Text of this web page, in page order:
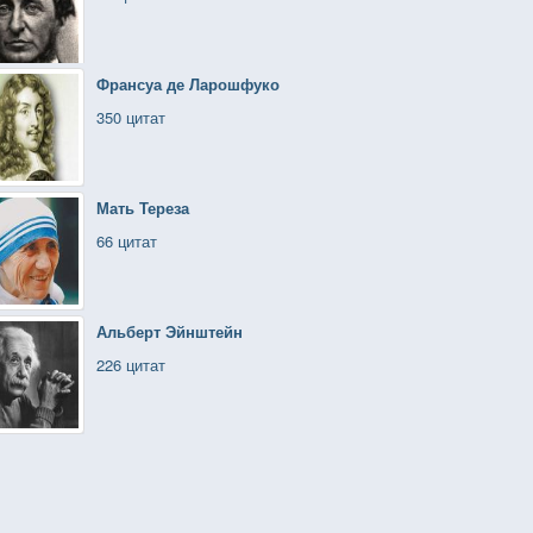
Франсуа де Ларошфуко
350 цитат
Мать Тереза
66 цитат
Альберт Эйнштейн
226 цитат